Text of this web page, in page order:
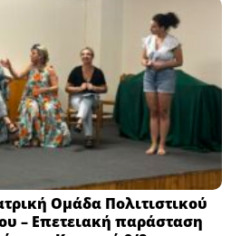
Ομάδα Πολιτιστικού
– Επετειακή παράσταση